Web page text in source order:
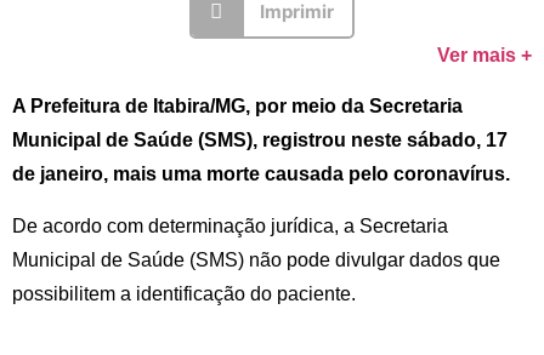
Imprimir
Ver mais +
A Prefeitura de Itabira/MG, por meio da Secretaria
Municipal de Saúde (SMS), registrou neste sábado, 17
de janeiro, mais uma morte causada pelo coronavírus.
De acordo com determinação jurídica, a Secretaria
Municipal de Saúde (SMS) não pode divulgar dados que
possibilitem a identificação do paciente.